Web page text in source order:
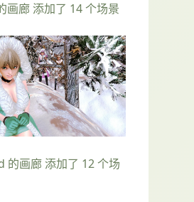
画廊 添加了 14 个场景
的画廊 添加了 12 个场